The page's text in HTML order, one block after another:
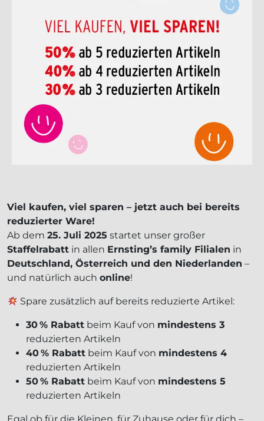
Viel kaufen, viel sparen – jetzt auch bei bereits
reduzierter Ware!
Ab dem 25. Juli 2025 startet unser großer
Staffelrabatt in allen Ernsting’s family Filialen in
Deutschland, Österreich und den Niederlanden –
und natürlich auch online!
Spare zusätzlich auf bereits reduzierte Artikel:
30 % Rabatt beim Kauf von mindestens 3
reduzierten Artikeln
40 % Rabatt beim Kauf von mindestens 4
reduzierten Artikeln
50 % Rabatt beim Kauf von mindestens 5
reduzierten Artikeln